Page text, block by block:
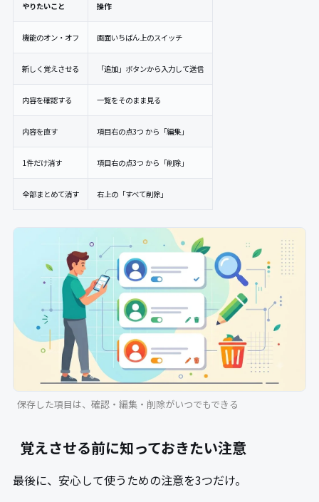
やりたいこと 操作
機能のオン・オフ 画面いちばん上のスイッチ
新しく覚えさせる 「追加」ボタンから入力して送信
内容を確認する 一覧をそのまま見る
内容を直す 項目右の点3つ から「編集」
1件だけ消す 項目右の点3つ から「削除」
全部まとめて消す 右上の「すべて削除」
保存した項目は、確認・編集・削除がいつでもできる
覚えさせる前に知っておきたい注意
最後に、安心して使うための注意を3つだけ。